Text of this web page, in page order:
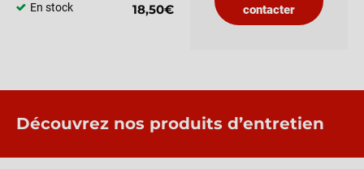
En stock 18,50€
contacter
Découvrez nos produits d’entretien